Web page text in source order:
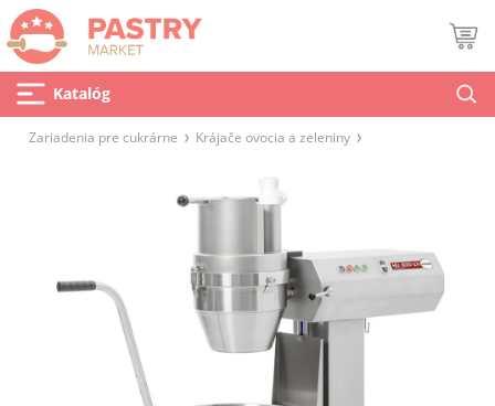
Katalóg
Zariadenia pre cukrárne Krájače ovocia a zeleniny